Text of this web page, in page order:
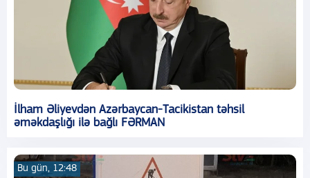
İlham Əliyevdən Azərbaycan-Tacikistan təhsil
əməkdaşlığı ilə bağlı FƏRMAN
Bu gün, 12:48